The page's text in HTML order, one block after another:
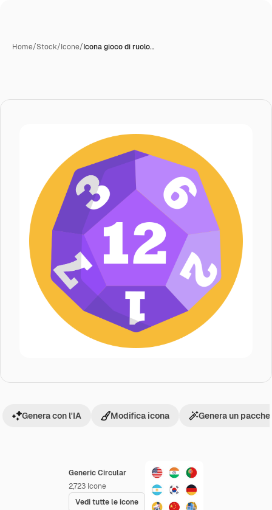
Home/Stock/Icone/Icona gioco di ruolo…
Generic Circular
2,723 Icone
Vedi tutte le icone
Genera con l'IA Modifica icona Genera un